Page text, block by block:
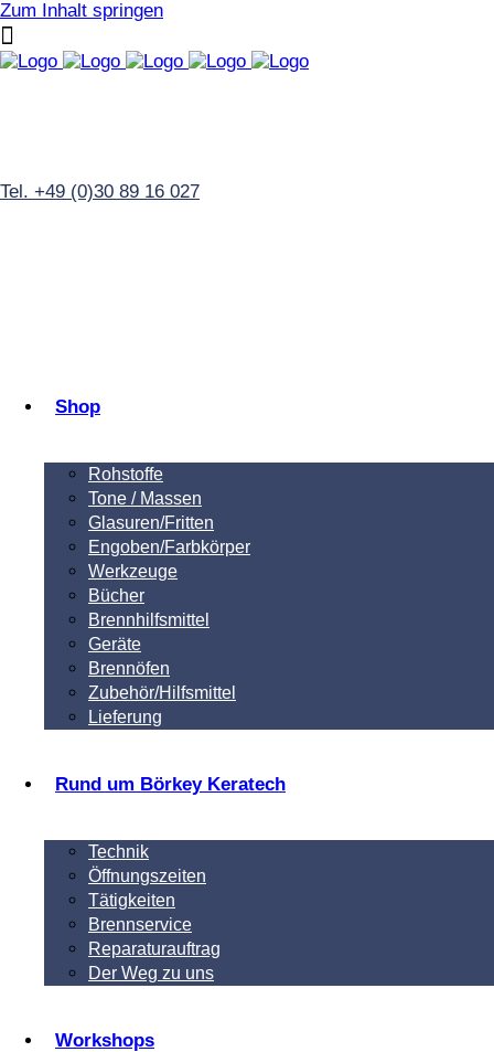
Zum Inhalt springen
Tel. +49 (0)30 89 16 027
Shop
Rohstoffe
Tone / Massen
Glasuren/Fritten
Engoben/Farbkörper
Werkzeuge
Bücher
Brennhilfsmittel
Geräte
Brennöfen
Zubehör/Hilfsmittel
Lieferung
Rund um Börkey Keratech
Technik
Öffnungszeiten
Tätigkeiten
Brennservice
Reparaturauftrag
Der Weg zu uns
Workshops